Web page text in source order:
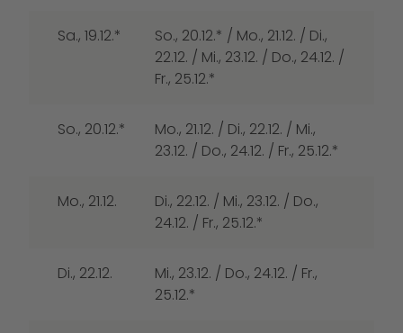
Sa., 19.12.*
So., 20.12.* / Mo., 21.12. / Di.,
22.12. / Mi., 23.12. / Do., 24.12. /
Fr., 25.12.*
So., 20.12.*
Mo., 21.12. / Di., 22.12. / Mi.,
23.12. / Do., 24.12. / Fr., 25.12.*
Mo., 21.12.
Di., 22.12. / Mi., 23.12. / Do.,
24.12. / Fr., 25.12.*
Di., 22.12.
Mi., 23.12. / Do., 24.12. / Fr.,
25.12.*